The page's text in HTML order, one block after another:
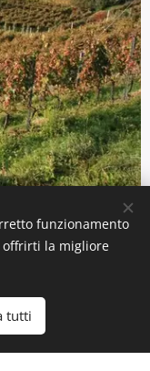
la
sulle
funzionamento
offrirti la migliore
tutti